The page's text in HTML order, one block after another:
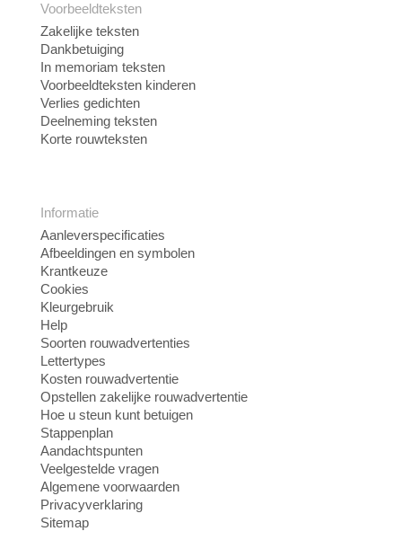
Voorbeeldteksten
Zakelijke teksten
Dankbetuiging
In memoriam teksten
Voorbeeldteksten kinderen
Verlies gedichten
Deelneming teksten
Korte rouwteksten
Informatie
Aanleverspecificaties
Afbeeldingen en symbolen
Krantkeuze
Cookies
Kleurgebruik
Help
Soorten rouwadvertenties
Lettertypes
Kosten rouwadvertentie
Opstellen zakelijke rouwadvertentie
Hoe u steun kunt betuigen
Stappenplan
Aandachtspunten
Veelgestelde vragen
Algemene voorwaarden
Privacyverklaring
Sitemap